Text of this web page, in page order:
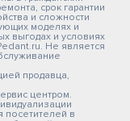
срок гарантии
и сложности
моделях и
выгодах и условиях
Не является
продавца,
центром.
посетителей в